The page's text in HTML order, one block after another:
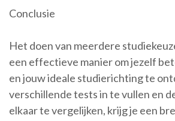
Conclusie
Het doen van meerdere
een effectieve manier om jezelf
en jouw ideale studierichting te
verschillende tests in te vullen en
elkaar te vergelijken, krijg je een